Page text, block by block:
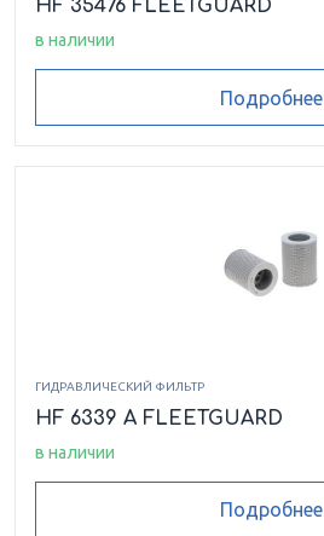
HF 35476 FLEETGUARD
в наличии
Подробнее
ГИДРАВЛИЧЕСКИЙ ФИЛЬТР
HF 6339 A FLEETGUARD
в наличии
Подробнее